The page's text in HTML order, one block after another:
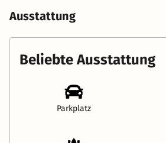
Ausstattung
Beliebte Ausstattung
Parkplatz